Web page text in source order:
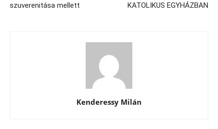
szuverenitása mellett
KATOLIKUS EGYHÁZBAN
Kenderessy Milán